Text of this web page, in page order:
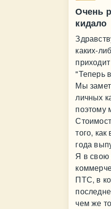
Очень
кидало
каких-
"Теперь
Мы
личных
поэтому
того,
года
Я в свою
ПТС, в
чем же